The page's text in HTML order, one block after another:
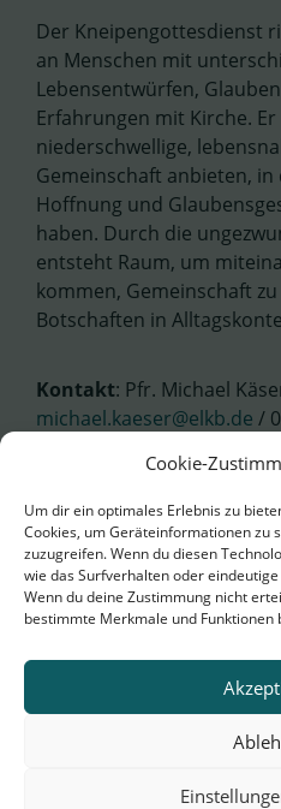
Cookie-
Um dir ein optimales Erlebnis zu
Cookies, um Geräteinformationen zu
zuzugreifen. Wenn du diesen
wie das Surfverhalten oder
Wenn du deine Zustimmung nicht
bestimmte Merkmale und
Der Kneipengottesdienst
an Menschen mit
Lebensentwürfen,
Erfahrungen mit Kirche.
niederschwellige,
Gemeinschaft anbieten, in
Hoffnung und
haben. Durch die
entsteht Raum, um
kommen, Gemeinschaft
Botschaften in
Kontakt: Pfr. Michael
michael.kaeser@elkb.de /